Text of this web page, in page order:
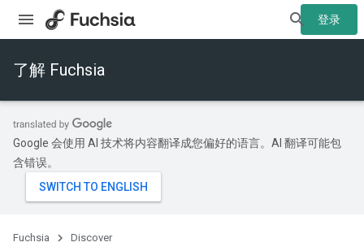
登录
了解 Fuchsia
Google 会使用 AI 技术将内容翻译成您偏好的语言。AI 翻译可能包
含错误。
Fuchsia Discover